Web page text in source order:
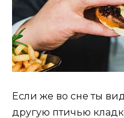
Если же во сне ты
другую птичью